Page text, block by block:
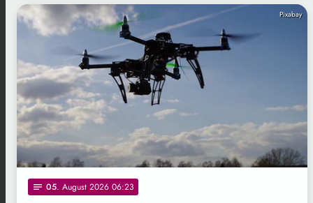
Pixabay
notes 05. August 2026 06:23